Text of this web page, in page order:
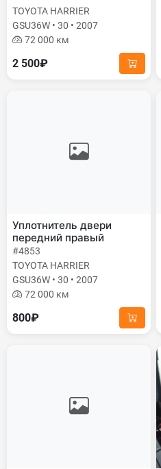
TOYOTA HARRIER
GSU36W • 30 • 2007
72 000 км
2 500₽
Уплотнитель двери
передний правый
#4853
TOYOTA HARRIER
GSU36W • 30 • 2007
72 000 км
800₽